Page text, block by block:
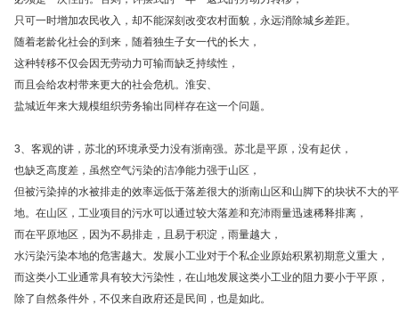
只可一时增加农民收入，却不能深刻改变农村面貌，永远消除城乡差距。
随着老龄化社会的到来，随着独生子女一代的长大，
这种转移不仅会因无劳动力可输而缺乏持续性，
而且会给农村带来更大的社会危机。淮安、
盐城近年来大规模组织劳务输出同样存在这一个问题。
3、客观的讲，苏北的环境承受力没有浙南强。苏北是平原，没有起伏，
也缺乏高度差，虽然空气污染的洁净能力强于山区，
但被污染掉的水被排走的效率远低于落差很大的浙南山区和山脚下的块状不大的平
地。在山区，工业项目的污水可以通过较大落差和充沛雨量迅速稀释排离，
而在平原地区，因为不易排走，且易于积淀，雨量越大，
水污染污染本地的危害越大。发展小工业对于个私企业原始积累初期意义重大，
而这类小工业通常具有较大污染性，在山地发展这类小工业的阻力要小于平原，
除了自然条件外，不仅来自政府还是民间，也是如此。